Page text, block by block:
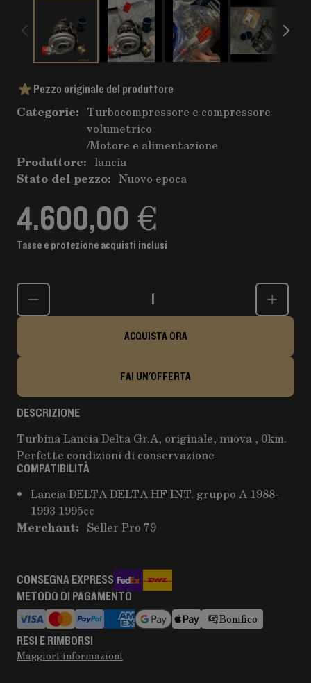
Pezzo originale del produttore
Categorie: Turbocompressore e compressore
volumetrico
/Motore e alimentazione
Produttore: lancia
Stato del pezzo: Nuovo epoca
4.600,00 €
Tasse e protezione acquisti inclusi
Quantità
ACQUISTA ORA
FAI UN'OFFERTA
DESCRIZIONE
Turbina Lancia Delta Gr.A, originale, nuova , 0km.
Perfette condizioni di conservazione
COMPATIBILITÀ
Lancia DELTA DELTA HF INT. gruppo A 1988-
1993 1995cc
Merchant: Seller Pro 79
CONSEGNA EXPRESS
METODO DI PAGAMENTO
Bonifico
RESI E RIMBORSI
Maggiori informazioni